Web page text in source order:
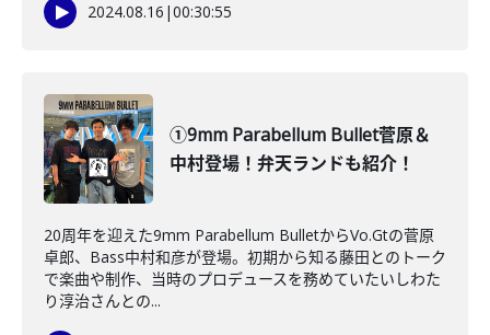
2024.08.16 |00:30:55
①9mm Parabellum Bullet菅原＆
中村登場！弁天ランドも紹介！
20周年を迎えた9mm Parabellum BulletからVo.Gtの菅原
卓郎、Bass中村和彦が登場。初期から知る藤田とのトーク
で楽曲や制作、当時のプロデュースを務めていたいしわた
り淳治さんとの...